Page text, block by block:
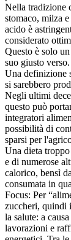
Nella tradizione
stomaco, milza
acido è
considerato
Questo è solo
suo giusto verso.
Una definizione
si sarebbero
Negli ultimi
questo può
integratori
possibilità di
sparsi per
Una dieta
e di numerose
calorico, bensì
consumata in
Focus: Per
zuccheri, quindi
la salute: a
lavorazioni e